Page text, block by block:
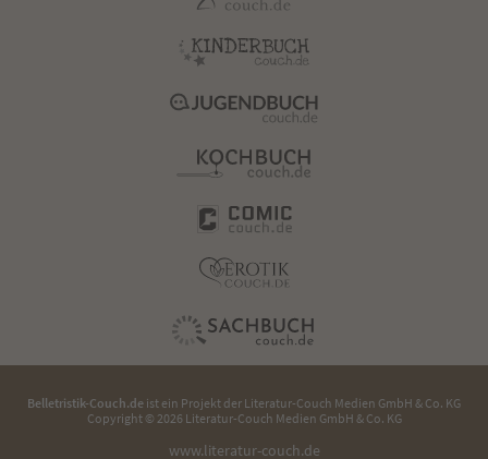
Belletristik-Couch.de ist ein Projekt der Literatur-Couch Medien GmbH & Co. KG
Copyright © 2026 Literatur-Couch Medien GmbH & Co. KG
www.literatur-couch.de